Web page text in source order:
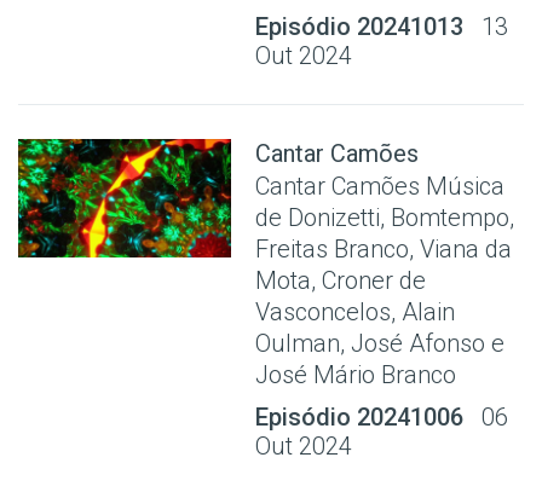
Episódio 20241013
13
Out 2024
Cantar Camões
Cantar Camões Música
de Donizetti, Bomtempo,
Freitas Branco, Viana da
Mota, Croner de
Vasconcelos, Alain
Oulman, José Afonso e
José Mário Branco
Episódio 20241006
06
Out 2024